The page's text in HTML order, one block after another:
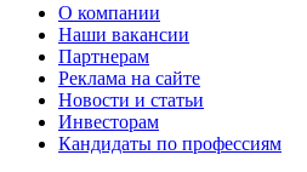
О компании
Наши вакансии
Партнерам
Реклама на сайте
Новости и статьи
Инвесторам
Кандидаты по профессиям